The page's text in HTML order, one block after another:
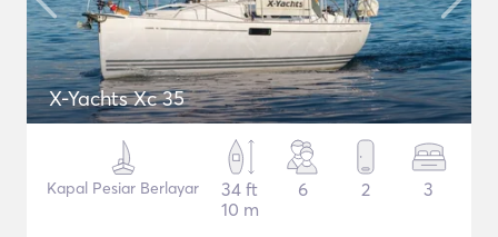
X-Yachts Xc 35
Kapal Pesiar Berlayar
34 ft
10 m
6 2 3